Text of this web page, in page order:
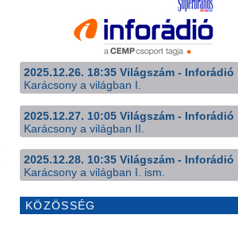
2025.12.26. 18:35 Világszám - Inforádió
Karácsony a világban I.
2025.12.27. 10:05 Világszám - Inforádió
Karácsony a világban II.
2025.12.28. 10:35 Világszám - Inforádió
Karácsony a világban I. ism.
KÖZÖSSÉG